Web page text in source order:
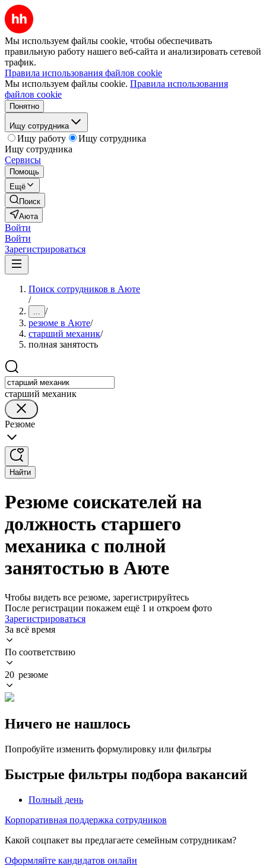
Мы используем файлы cookie, чтобы обеспечивать
правильную работу нашего веб-сайта и анализировать сетевой
трафик.
Правила использования файлов cookie
Мы используем файлы cookie. Правила использования
файлов cookie
Понятно
Ищу сотрудника
Ищу работу
Ищу сотрудника
Ищу сотрудника
Сервисы
Помощь
Ещё
Поиск
Аюта
Войти
Войти
Зарегистрироваться
Поиск сотрудников в Аюте
/
... /
резюме в Аюте/
старший механик/
полная занятость
старший механик
Резюме
Найти
Резюме соискателей на
должность старшего
механика с полной
занятостью в Аюте
Чтобы видеть все резюме, зарегистрируйтесь
После регистрации покажем ещё 1 и откроем фото
Зарегистрироваться
За всё время
По соответствию
20 резюме
Ничего не нашлось
Попробуйте изменить формулировку или фильтры
Быстрые фильтры подбора вакансий
Полный день
Корпоративная поддержка сотрудников
Какой соцпакет вы предлагаете семейным сотрудникам?
Оформляйте кандидатов онлайн